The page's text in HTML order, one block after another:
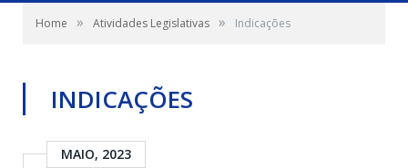
Home » Atividades Legislativas » Indicações
INDICAÇÕES
MAIO, 2023